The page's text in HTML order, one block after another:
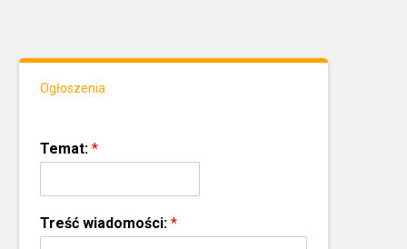
Ogłoszenia
Temat: *
Treść wiadomości: *